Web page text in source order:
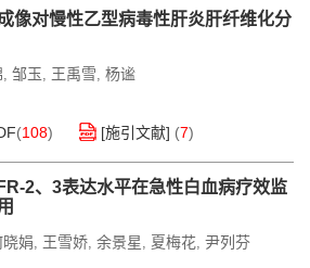
像对慢性乙型病毒性肝炎肝纤维化分
, 邹玉, 王禹雪, 杨谧
(108) [施引文献] (7)
2、3表达水平在急性白血病疗效监
晓娟, 王雪娇, 余景星, 夏梅花, 尹列芬